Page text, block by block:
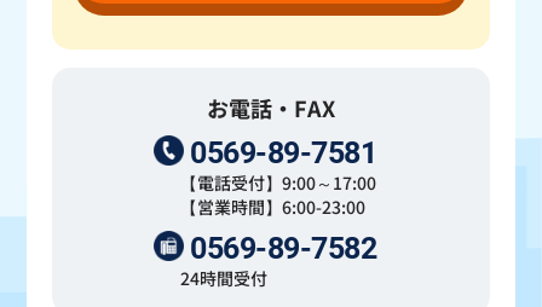
お電話・FAX
0569-89-7581
【電話受付】9:00～17:00
【営業時間】6:00-23:00
0569-89-7582
24時間受付